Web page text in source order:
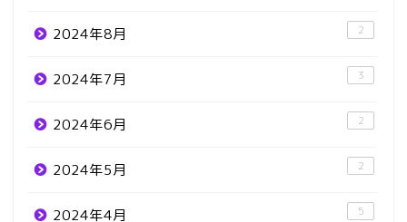
2024年8月 2
2024年7月 3
2024年6月 2
2024年5月 2
2024年4月 5